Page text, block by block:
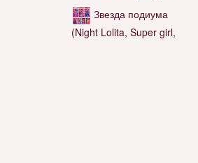
Звезда подиума
(Night Lolita, Super girl,